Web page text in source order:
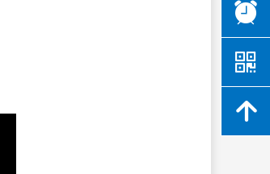
뀥
낃
녕